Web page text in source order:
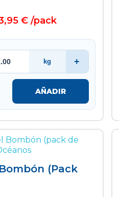
€ /pack
kg +
AÑADIR
(pack